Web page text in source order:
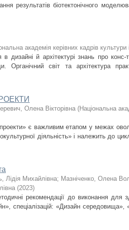
результатів біотектонічного
академія керівних кадрів культури
в дизайні й архітектурі знань про
Органічний світ та архітектура
Олена Вікторівна (Національна
є важливим етапом у межах
діяльність» і належить до
Лідія Михайлівна; Мазніченко, Олена
(2023)
рекомендації до виконання для
спеціалізацій: «Дизайн